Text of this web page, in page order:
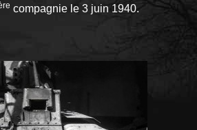
compagnie le 3 juin 1940.